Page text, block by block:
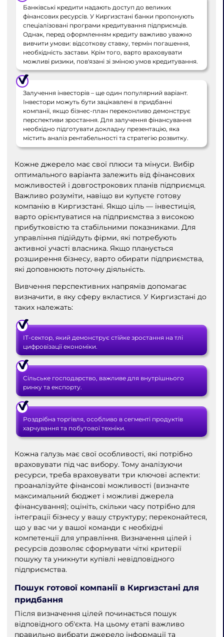
Банківські кредити надають доступ до великих
фінансових ресурсів. У Киргизстані банки пропонують
спеціалізовані програми кредитування підприємців.
Однак, перед оформленням кредиту важливо уважно
вивчити умови: відсоткову ставку, термін погашення,
необхідність застави. Крім того, варто враховувати
можливі ризики, пов'язані зі зміною умов кредитування.
Залучення інвесторів – ще один популярний варіант.
Інвестори можуть бути зацікавлені в придбанні
компанії, якщо бізнес-план переконливо демонструє
перспективи зростання. Для залучення фінансування
необхідно підготувати докладну презентацію, яка
містить аналіз рентабельності та стратегію розвитку.
Кожне джерело має свої плюси та мінуси. Вибір
оптимального варіанта залежить від фінансових
можливостей і довгострокових планів підприємця.
Важливо розуміти, навіщо ви купуєте готову
компанію в Киргизстані. Якщо ціль — інвестиція,
варто орієнтуватися на підприємства з високою
прибутковістю та стабільними показниками. Для
управління підійдуть фірми, які потребують
активної участі власника. Якщо планується
розширення бізнесу, варто обирати підприємства,
які доповнюють поточну діяльність.
Вивчення перспективних напрямів допомагає
визначити, в яку сферу вкластися. У Киргизстані до
таких належать:
ІТ-сектор, який демонструє стійке зростання на тлі
цифровізації економіки.
Сільське господарство, важливе для внутрішнього
ринку та експорту.
Роздрібна торгівля, особливо в сегменті продуктів
харчування та побутової техніки.
Кожна галузь має свої особливості, які потрібно
враховувати під час вибору. Тому аналізуючи
ресурси, треба враховувати три ключові аспекти:
проаналізуйте фінансові можливості (визначте
максимальний бюджет і можливі джерела
фінансування); оцініть, скільки часу потрібно для
інтеграції бізнесу у вашу структуру; переконайтеся,
що у вас чи у вашої команди є необхідні
компетенції для управління. Визначення цілей і
ресурсів дозволяє сформувати чіткі критерії
пошуку та уникнути купівлі невідповідного
підприємства.
Пошук готової компанії в Киргизстані для
придбання
Після визначення цілей починається пошук
відповідного об'єкта. На цьому етапі важливо
правильно вибрати джерело інформації та